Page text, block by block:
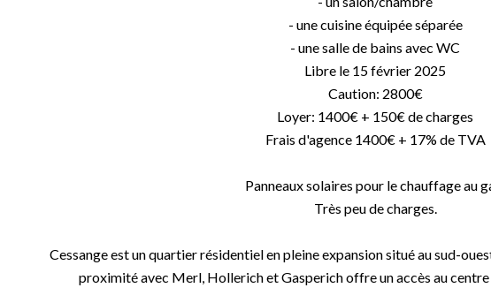
- une cuisine équipée séparée
- une salle de bains avec WC
Libre le 15 février 2025
Caution: 2800€
Loyer: 1400€ + 150€ de charges
Frais d'agence 1400€ + 17% de TVA
Panneaux solaires pour le chauffage au
Très peu de charges.
Cessange est un quartier résidentiel en pleine expansion situé au sud-
proximité avec Merl, Hollerich et Gasperich offre un accès au centre